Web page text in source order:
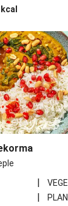
kcal
|
|